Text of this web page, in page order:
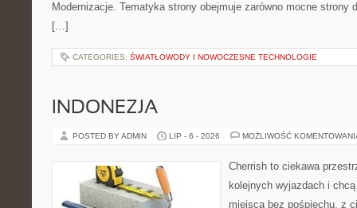
Modernizacje. Tematyka strony obejmuje zarówno mocne strony
[…]
CATEGORIES: ŚWIATŁOWODY I NOWOCZESNE TECHNOLOGIE
INDONEZJA
POSTED BY ADMIN LIP - 6 - 2026 MOŻLIWOŚĆ
Cherrish to ciekawa
kolejnych wyjazdach i
miejsca bez pośpiechu, z